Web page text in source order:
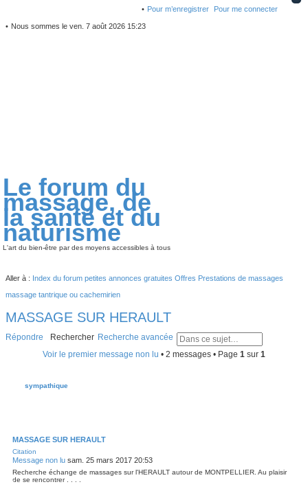
Pour me connecter
Pour m’enregistrer
Nous sommes le ven. 7 août 2026 15:23
Le forum du
massage, de
la santé et du
naturisme
L'art du bien-être par des moyens accessibles à tous
Aller à : Index du forum petites annonces gratuites Offres Prestations de massages
massage tantrique ou cachemirien
MASSAGE SUR HERAULT
Répondre Rechercher Recherche avancée
Voir le premier message non lu • 2 messages • Page 1 sur 1
sympathique
MASSAGE SUR HERAULT
Citation
Message non lu sam. 25 mars 2017 20:53
Recherche échange de massages sur l'HERAULT autour de MONTPELLIER. Au plaisir
de se rencontrer . . . .